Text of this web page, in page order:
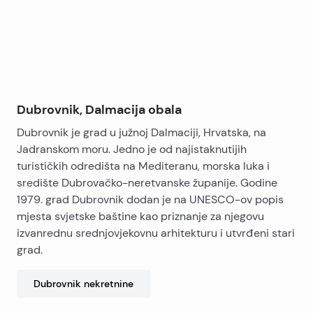
Dubrovnik, Dalmacija obala
Dubrovnik je grad u južnoj Dalmaciji, Hrvatska, na
Jadranskom moru. Jedno je od najistaknutijih
turističkih odredišta na Mediteranu, morska luka i
središte Dubrovačko-neretvanske županije. Godine
1979. grad Dubrovnik dodan je na UNESCO-ov popis
mjesta svjetske baštine kao priznanje za njegovu
izvanrednu srednjovjekovnu arhitekturu i utvrđeni stari
grad.
Dubrovnik nekretnine